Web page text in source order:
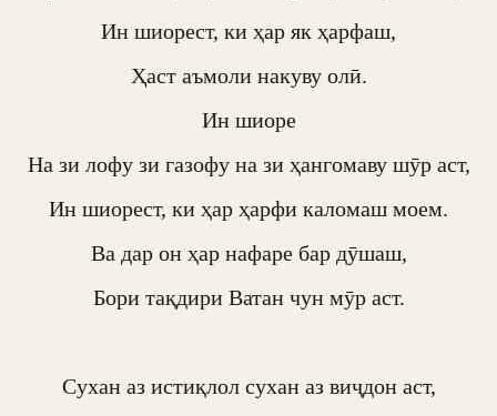
Ин шиорест, ки ҳар як ҳарфаш,
Ҳаст аъмоли накуву олӣ.
Ин шиоре
На зи лофу зи газофу на зи ҳангомаву шӯр аст,
Ин шиорест, ки ҳар ҳарфи каломаш моем.
Ва дар он ҳар нафаре бар дӯшаш,
Бори тақдири Ватан чун мӯр аст.
Сухан аз истиқлол сухан аз виҷдон аст,